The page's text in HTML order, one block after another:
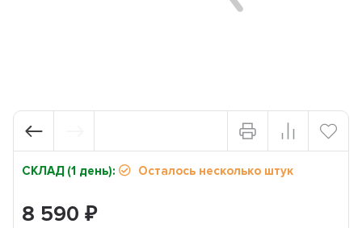
СКЛАД (1 день): Осталось несколько штук
8 590₽